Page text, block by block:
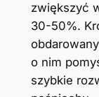
zwiększyć
30-50%.
o nim
szybkie